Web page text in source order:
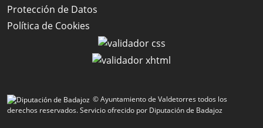
Protección de Datos
Política de Cookies
© Ayuntamiento de Valdetorres todos los
derechos reservados.Servicio ofrecido por Diputación de Badajoz